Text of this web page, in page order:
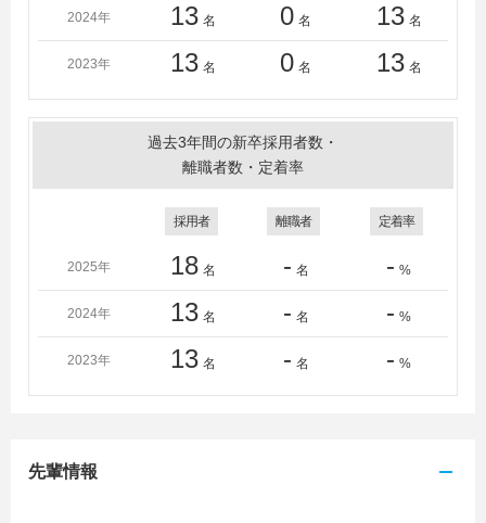
2024年 13 名 0 名 13 名
2023年 13 名 0 名 13 名
過去3年間の新卒採用者数・
離職者数・定着率
採用者 離職者 定着率
2025年 18 名 - 名 - %
2024年 13 名 - 名 - %
2023年 13 名 - 名 - %
先輩情報